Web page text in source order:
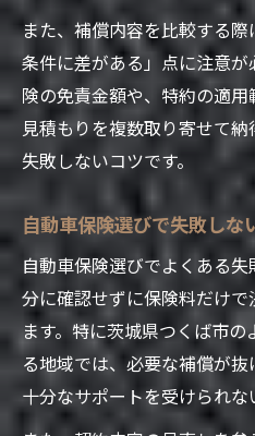
また、補償内容を比較する
条件に差がある」点に注意
険の免責金額や、特約の適用
見積もりを複数取り寄せて
失敗しないコツです。
自動車保険選びで失敗しな
自動車保険選びでよくある
分に確認せずに保険料だけ
ます。特に茨城県つくば市
る地域では、必要な補償が
十分なサポートを受けられな